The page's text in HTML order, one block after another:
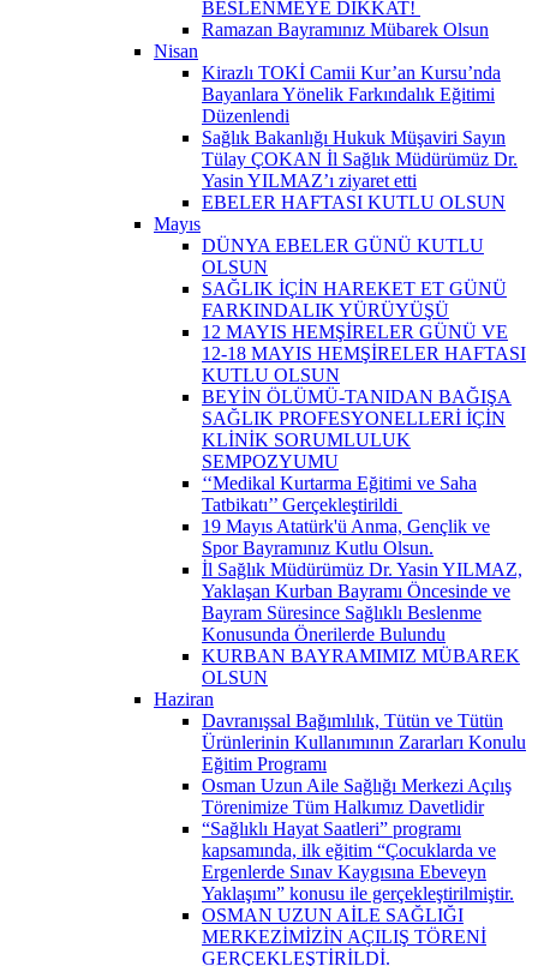
BESLENMEYE DİKKAT! ​
Ramazan Bayramınız Mübarek Olsun
Nisan
Kirazlı TOKİ Camii Kur’an Kursu’nda
Bayanlara Yönelik Farkındalık Eğitimi
Düzenlendi
Sağlık Bakanlığı Hukuk Müşaviri Sayın
Tülay ÇOKAN İl Sağlık Müdürümüz Dr.
Yasin YILMAZ’ı ziyaret etti
EBELER HAFTASI KUTLU OLSUN
Mayıs
DÜNYA EBELER GÜNÜ KUTLU
OLSUN
SAĞLIK İÇİN HAREKET ET GÜNÜ
FARKINDALIK YÜRÜYÜŞÜ
12 MAYIS HEMŞİRELER GÜNÜ VE
12-18 MAYIS HEMŞİRELER HAFTASI
KUTLU OLSUN
BEYİN ÖLÜMÜ-TANIDAN BAĞIŞA
SAĞLIK PROFESYONELLERİ İÇİN
KLİNİK SORUMLULUK
SEMPOZYUMU
‘‘Medikal Kurtarma Eğitimi ve Saha
Tatbikatı’’ Gerçekleştirildi ​
19 Mayıs Atatürk'ü Anma, Gençlik ve
Spor Bayramınız Kutlu Olsun.
İl Sağlık Müdürümüz Dr. Yasin YILMAZ,
Yaklaşan Kurban Bayramı Öncesinde ve
Bayram Süresince Sağlıklı Beslenme
Konusunda Önerilerde Bulundu
KURBAN BAYRAMIMIZ MÜBAREK
OLSUN
Haziran
Davranışsal Bağımlılık, Tütün ve Tütün
Ürünlerinin Kullanımının Zararları Konulu
Eğitim Programı
Osman Uzun Aile Sağlığı Merkezi Açılış
Törenimize Tüm Halkımız Davetlidir
“Sağlıklı Hayat Saatleri” programı
kapsamında, ilk eğitim “Çocuklarda ve
Ergenlerde Sınav Kaygısına Ebeveyn
Yaklaşımı” konusu ile gerçekleştirilmiştir.
OSMAN UZUN AİLE SAĞLIĞI
MERKEZİMİZİN AÇILIŞ TÖRENİ
GERÇEKLEŞTİRİLDİ.